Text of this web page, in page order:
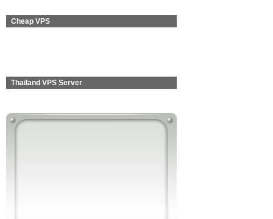
Cheap VPS
Thailand VPS Server